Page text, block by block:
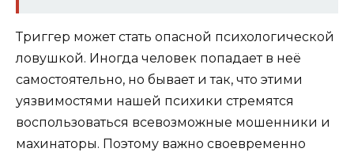
Триггер может стать опасной психологической
ловушкой. Иногда человек попадает в неё
самостоятельно, но бывает и так, что этими
уязвимостями нашей психики стремятся
воспользоваться всевозможные мошенники и
махинаторы. Поэтому важно своевременно